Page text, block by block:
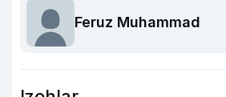
Feruz Muhammad